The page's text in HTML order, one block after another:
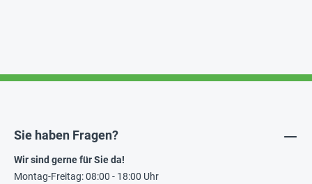
Sie haben Fragen?
Wir sind gerne für Sie da!
Montag-Freitag: 08:00 - 18:00 Uhr